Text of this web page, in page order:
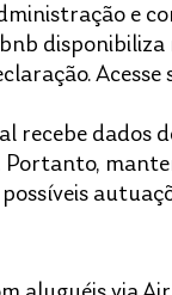
e
Acesse
recebe dados